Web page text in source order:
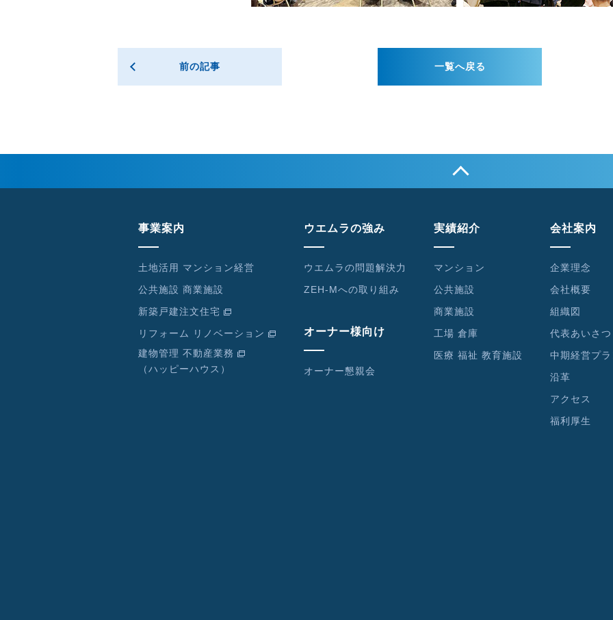
前の記事 一覧へ戻る
事業案内
土地活用 マンション経営
公共施設 商業施設
新築戸建注文住宅
リフォーム リノベーション
建物管理 不動産業務
（ハッピーハウス）
ウエムラの強み
ウエムラの問題解決力
ZEH-Mへの取り組み
オーナー様向け
オーナー懇親会
実績紹介
マンション
公共施設
商業施設
工場 倉庫
医療 福祉 教育施設
会社案内
企業理念
会社概要
組織図
代表あいさつ
中期経営プ
沿革
アクセス
福利厚生